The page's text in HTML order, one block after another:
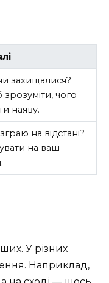
захищалися?
чого
наяву.
на відстані?
на ваш
У різних
Наприклад,